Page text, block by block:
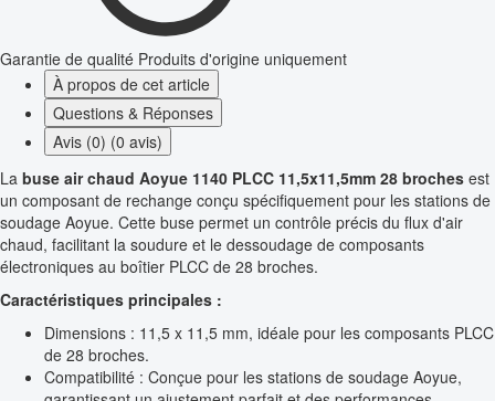
Garantie de qualité Produits d'origine uniquement
À propos de cet article
Questions & Réponses
Avis (0) (0 avis)
La buse air chaud Aoyue 1140 PLCC 11,5x11,5mm 28 broches est
un composant de rechange conçu spécifiquement pour les stations de
soudage Aoyue. Cette buse permet un contrôle précis du flux d'air
chaud, facilitant la soudure et le dessoudage de composants
électroniques au boîtier PLCC de 28 broches.
Caractéristiques principales :
Dimensions : 11,5 x 11,5 mm, idéale pour les composants PLCC
de 28 broches.
Compatibilité : Conçue pour les stations de soudage Aoyue,